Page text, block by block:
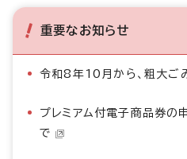
重要なお知らせ
令和8年10月から、粗大ご
プレミアム付電子商品券の
で